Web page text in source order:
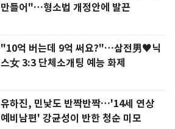
만들어"…형소법 개정안에 발끈
"10억 버는데 9억 써요?"…삼전男♥닉
스女 3:3 단체소개팅 예능 화제
유하진, 민낯도 반짝반짝…'14세 연상
예비남편' 강균성이 반한 청순 미모